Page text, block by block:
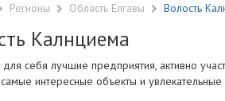
Регионы Область Елгавы Волость
Калнциема
для себя лучшие предприятия, активно
самые интересные объекты и